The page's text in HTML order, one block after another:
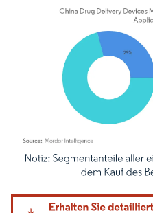
Bild © Mordor Intelligence.